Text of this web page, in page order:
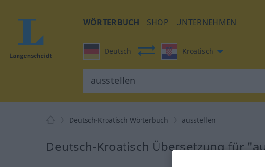
WÖRTERBUCH SHOP UNTERNEHMEN
Deutsch Kroatisch
Deutsch-Kroatisch Wörterbuch ausstellen
Deutsch-Kroatisch Übersetzung für